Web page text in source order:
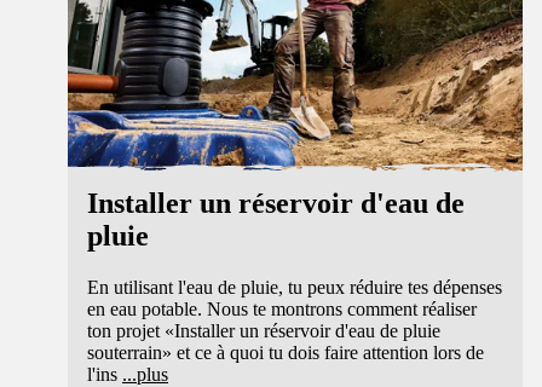
Installer un réservoir d'eau de
pluie
En utilisant l'eau de pluie, tu peux réduire tes dépenses
en eau potable. Nous te montrons comment réaliser
ton projet «Installer un réservoir d'eau de pluie
souterrain» et ce à quoi tu dois faire attention lors de
l'ins ...plus